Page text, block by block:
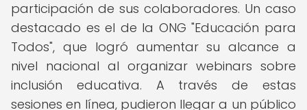
participación de sus colaboradores. Un caso
destacado es el de la ONG "Educación para
Todos", que logró aumentar su alcance a
nivel nacional al organizar webinars sobre
inclusión educativa. A través de estas
sesiones en línea, pudieron llegar a un público